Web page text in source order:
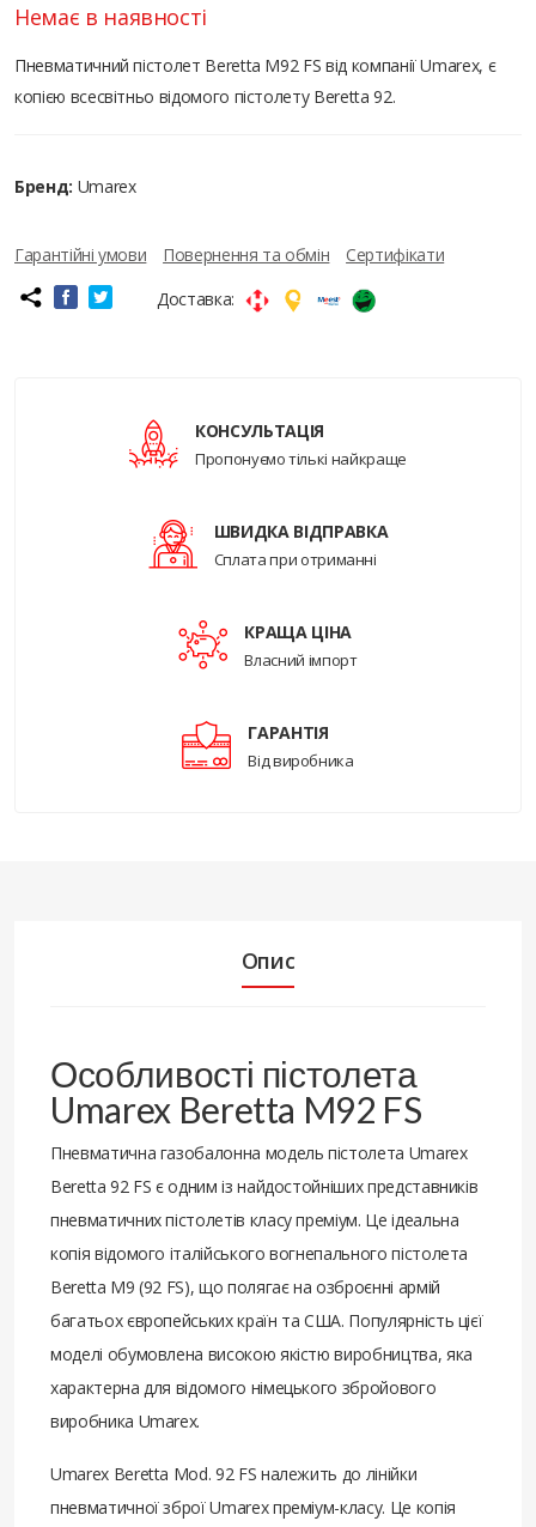
Немає в наявності
Пневматичний пістолет Beretta M92 FS від компанії Umarex, є
копією всесвітньо відомого пістолету Beretta 92.
Бренд: Umarex
Гарантійні умови Повернення та обмін
Сертифікати
Доставка:
КОНСУЛЬТАЦІЯ
Пропонуємо тількі найкраще
ШВИДКА ВІДПРАВКА
Сплата при отриманні
КРАЩА ЦІНА
Власний імпорт
ГАРАНТІЯ
Від виробника
Опис
Особливості пістолета
Umarex Beretta M92 FS
Пневматична газобалонна модель пістолета Umarex
Beretta 92 FS є одним із найдостойніших представників
пневматичних пістолетів класу преміум. Це ідеальна
копія відомого італійського вогнепального пістолета
Beretta М9 (92 FS), що полягає на озброєнні армій
багатьох європейських країн та США. Популярність цієї
моделі обумовлена ​​високою якістю виробництва, яка
характерна для відомого німецького збройового
виробника Umarex.
Umarex Beretta Mod. 92 FS належить до лінійки
пневматичної зброї Umarex преміум-класу. Це копія